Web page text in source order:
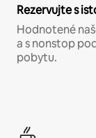
Rezervujte s
Hodnotené
a s nonstop
pobytu.